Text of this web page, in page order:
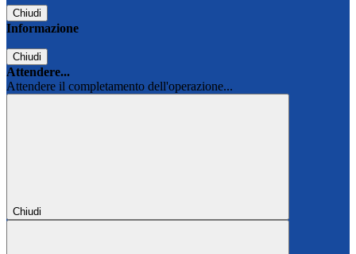
Chiudi
Informazione
Chiudi
Attendere...
Attendere il completamento dell'operazione...
Chiudi